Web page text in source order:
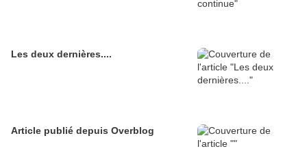
Les deux dernières....
Article publié depuis Overblog